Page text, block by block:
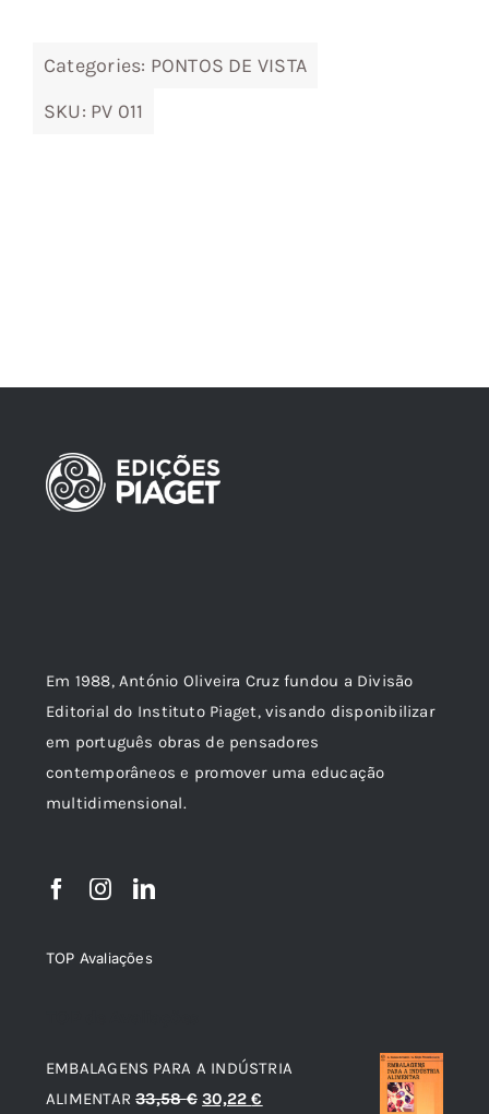
Categories: PONTOS DE VISTA
SKU: PV 011
Em 1988, António Oliveira Cruz fundou a Divisão
Editorial do Instituto Piaget, visando disponibilizar
em português obras de pensadores
contemporâneos e promover uma educação
multidimensional.
TOP Avaliações
EMBALAGENS PARA A INDÚSTRIA
ALIMENTAR 33,58€ O
30,22€